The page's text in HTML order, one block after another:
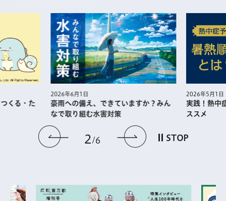
前のスライドを表示
2 6 次のスライドを
STOP
くる・た
2026年6月1日
豪雨への備え、できていますか？みん
なで取り組む水害対策
2026年5月1日
実践！熱中
ススメ